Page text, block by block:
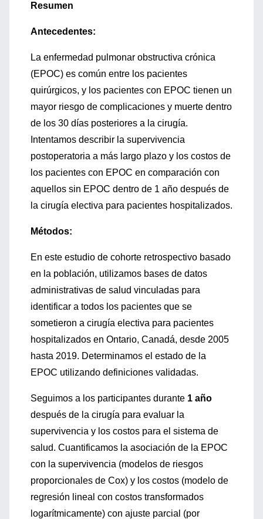
Resumen
Antecedentes:
La enfermedad pulmonar obstructiva crónica
(EPOC) es común entre los pacientes
quirúrgicos, y los pacientes con EPOC tienen un
mayor riesgo de complicaciones y muerte dentro
de los 30 días posteriores a la cirugía.
Intentamos describir la supervivencia
postoperatoria a más largo plazo y los costos de
los pacientes con EPOC en comparación con
aquellos sin EPOC dentro de 1 año después de
la cirugía electiva para pacientes hospitalizados.
Métodos:
En este estudio de cohorte retrospectivo basado
en la población, utilizamos bases de datos
administrativas de salud vinculadas para
identificar a todos los pacientes que se
sometieron a cirugía electiva para pacientes
hospitalizados en Ontario, Canadá, desde 2005
hasta 2019. Determinamos el estado de la
EPOC utilizando definiciones validadas.
Seguimos a los participantes durante 1 año
después de la cirugía para evaluar la
supervivencia y los costos para el sistema de
salud. Cuantificamos la asociación de la EPOC
con la supervivencia (modelos de riesgos
proporcionales de Cox) y los costos (modelo de
regresión lineal con costos transformados
logarítmicamente) con ajuste parcial (por